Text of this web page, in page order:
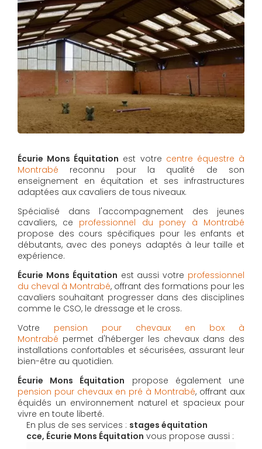
Écurie Mons Équitation est votre centre équestre à
Montrabé reconnu pour la qualité de son
enseignement en équitation et ses infrastructures
adaptées aux cavaliers de tous niveaux.
Spécialisé dans l'accompagnement des jeunes
cavaliers, ce professionnel du poney à Montrabé
propose des cours spécifiques pour les enfants et
débutants, avec des poneys adaptés à leur taille et
expérience.
Écurie Mons Équitation est aussi votre professionnel
du cheval à Montrabé, offrant des formations pour les
cavaliers souhaitant progresser dans des disciplines
comme le CSO, le dressage et le cross.
Votre pension pour chevaux en box à
Montrabé permet d'héberger les chevaux dans des
installations confortables et sécurisées, assurant leur
bien-être au quotidien.
Écurie Mons Équitation propose également une
pension pour chevaux en pré à Montrabé, offrant aux
équidés un environnement naturel et spacieux pour
vivre en toute liberté.
En plus de ses services : stages équitation
cce, Écurie Mons Équitation vous propose aussi :